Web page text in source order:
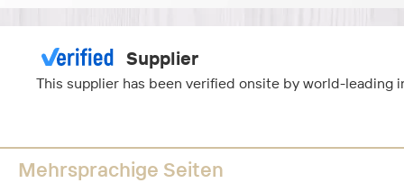
Supplier
This supplier has been verified onsite by world-leading
Mehrsprachige Seiten